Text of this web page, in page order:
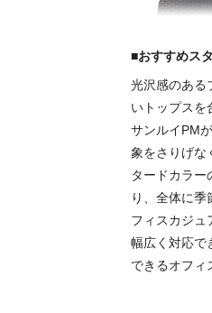
■おすすめス
光沢感のある
いトップスを
サンルイPM
象をさりげな
タードカラー
り、全体に
フィスカジュ
幅広く対応で
できるオフィ